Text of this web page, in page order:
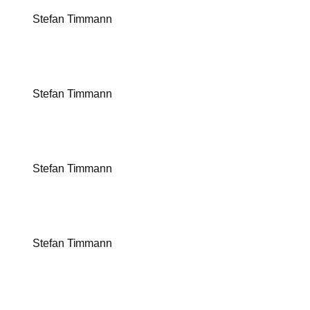
Stefan Timmann
Stefan Timmann
Stefan Timmann
Stefan Timmann